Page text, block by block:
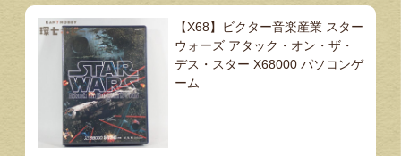
【X68】ビクター音楽産業 スター
ウォーズ アタック・オン・ザ・
デス・スター X68000 パソコンゲ
ーム